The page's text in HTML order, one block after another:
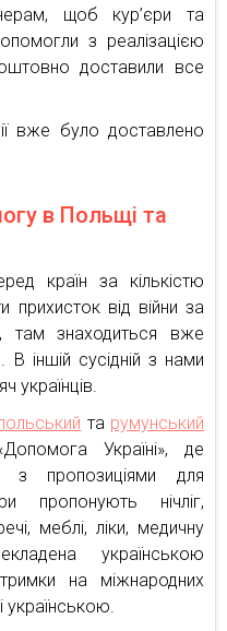
щоб кур’єри та
з реалізацією
доставили все
вже було доставлено
в Польщі та
країн за кількістю
прихисток від війни за
знаходиться вже
іншій сусідній з нами
українців.
та румунський
Україні», де
з пропозиціями для
пропонують нічліг,
меблі, ліки, медичну
українською
на міжнародних